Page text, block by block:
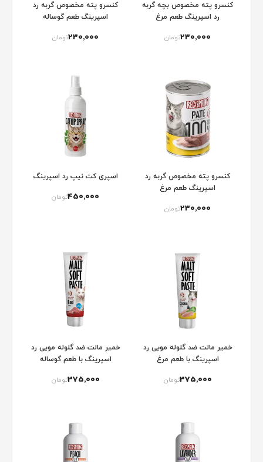
کنسرو پته مخصوص بچه گربه
رد اسپرینگ طعم مرغ
230٬000تومان
کنسرو پته مخصوص گربه رد
اسپرینگ طعم گوساله
230٬000تومان
کنسرو پته مخصوص گربه رد
اسپرینگ طعم مرغ
230٬000تومان
اسپری کت نیپ رد اسپرینگ
450٬000تومان
خمیر مالت ضد گلوله مویی رد
اسپرینگ با طعم مرغ
375٬000تومان
خمیر مالت ضد گلوله مویی رد
اسپرینگ با طعم گوساله
375٬000تومان